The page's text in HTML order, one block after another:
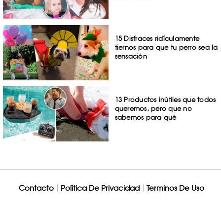
15 Disfraces ridículamente
tiernos para que tu perro sea la
sensación
13 Productos inútiles que todos
queremos, pero que no
sabemos para qué
Contacto Política De Privacidad Terminos De Uso